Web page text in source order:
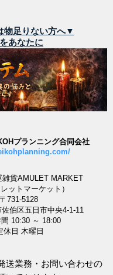
物足りない方へ▼
あなたに
プランニング合同会社
雑貨AMULET MARKET
レットマーケット）
〒731-5128
伯区五日市中央4-1-11
10:30 ～ 18:00
休日 木曜日
送業務・お問い合わせの